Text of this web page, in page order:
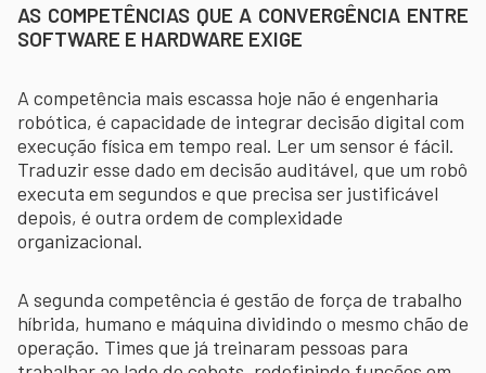
AS COMPETÊNCIAS QUE A CONVERGÊNCIA ENTRE
SOFTWARE E HARDWARE EXIGE
A competência mais escassa hoje não é engenharia
robótica, é capacidade de integrar decisão digital com
execução física em tempo real. Ler um sensor é fácil.
Traduzir esse dado em decisão auditável, que um robô
executa em segundos e que precisa ser justificável
depois, é outra ordem de complexidade
organizacional.
A segunda competência é gestão de força de trabalho
híbrida, humano e máquina dividindo o mesmo chão de
operação. Times que já treinaram pessoas para